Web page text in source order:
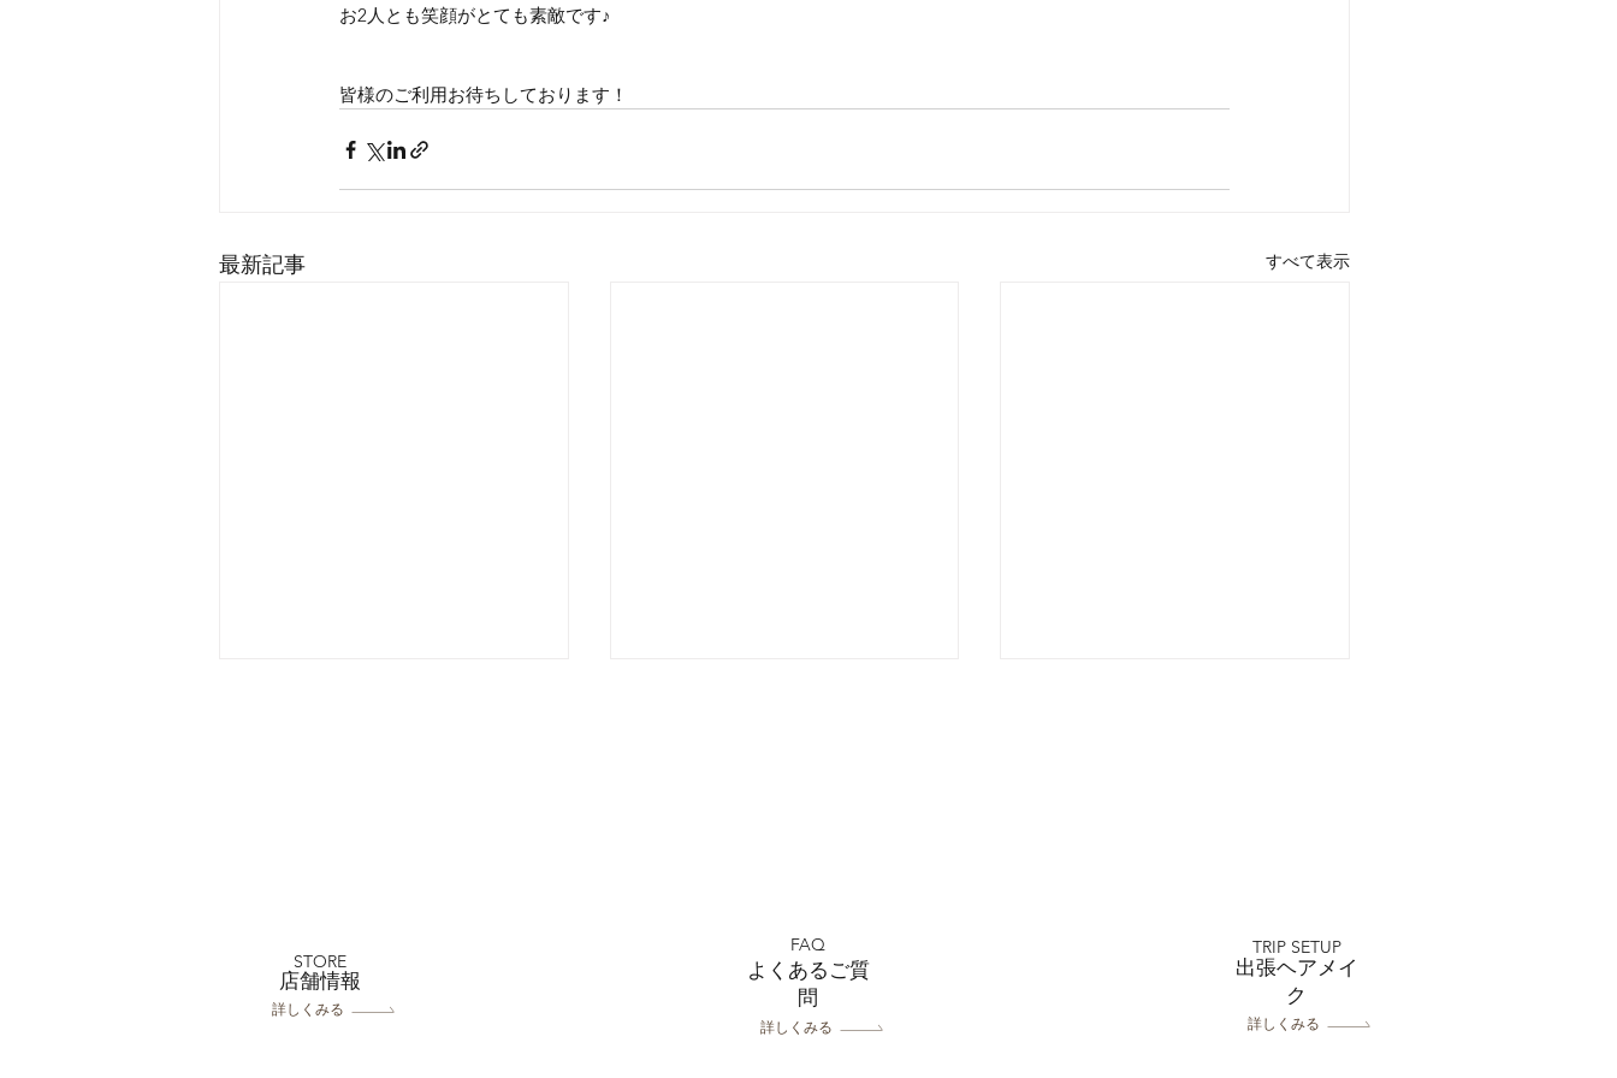
お2人とも笑顔がとても素敵です♪
皆様のご利用お待ちしております！
最新記事 すべて表示
を分かりやすく解説｜フォト
スタジオミルフィーユ浦和店
やっておきたいこと｜フォト
スタジオミルフィーユ浦和店
STORE
​店舗情報
詳しくみる
FAQ
よくあるご質
問
詳しくみる
TRIP SETUP
出張ヘアメイ
ク
詳しくみる